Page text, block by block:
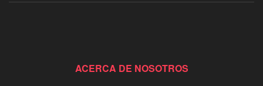
ACERCA DE NOSOTROS